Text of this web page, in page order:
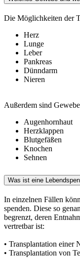
Die Möglichkeiten der
Herz
Lunge
Leber
Pankreas
Dünndarm
Nieren
Außerdem sind
Augenhornhaut
Herzklappen
Blutgefäßen
Knochen
Sehnen
Was ist eine
In einzelnen Fällen
spenden. Diese so
begrenzt, deren
vertretbar ist:
• Transplantation einer
• Transplantation von